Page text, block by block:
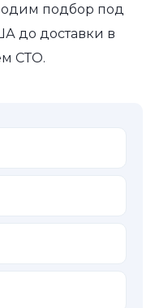
подбор под
до доставки в
СТО.